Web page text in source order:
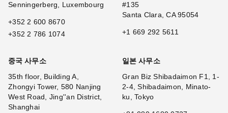
Senningerberg, Luxembourg
+352 2 600 8670
+352 2 786 1074
#135
Santa Clara, CA 95054
+1 669 292 5611
중국 사무소
35th floor, Building A,
Zhongyi Tower, 580 Nanjing
West Road, Jing''an District,
Shanghai
일본 사무소
Gran Biz Shibadaimon F1, 1-
2-4, Shibadaimon, Minato-
ku, Tokyo